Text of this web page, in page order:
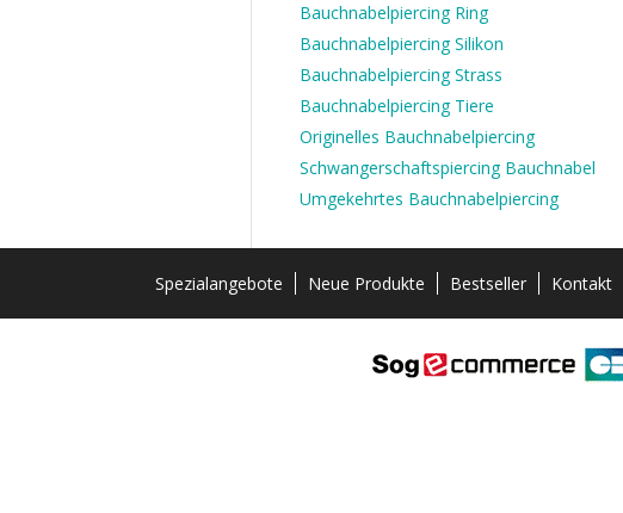
Bauchnabelpiercing Ring
Bauchnabelpiercing Silikon
Bauchnabelpiercing Strass
Bauchnabelpiercing Tiere
Originelles Bauchnabelpiercing
Schwangerschaftspiercing Bauchnabel
Umgekehrtes Bauchnabelpiercing
Spezialangebote Neue Produkte Bestseller Kontakt